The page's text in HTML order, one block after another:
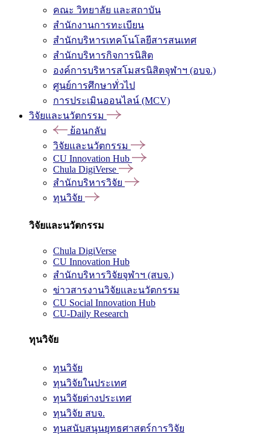
คณะ วิทยาลัย และสถาบัน
สำนักงานการทะเบียน
สำนักบริหารเทคโนโลยีสารสนเทศ
สำนักบริหารกิจการนิสิต
องค์การบริหารสโมสรนิสิตจุฬาฯ (อบจ.)
ศูนย์การศึกษาทั่วไป
การประเมินออนไลน์ (MCV)
วิจัยและนวัตกรรม
ย้อนกลับ
วิจัยและนวัตกรรม
CU Innovation Hub
Chula DigiVerse
สำนักบริหารวิจัย
ทุนวิจัย
วิจัยและนวัตกรรม
Chula DigiVerse
CU Innovation Hub
สำนักบริหารวิจัยจุฬาฯ (สบจ.)
ข่าวสารงานวิจัยและนวัตกรรม
CU Social Innovation Hub
CU-Daily Research
ทุนวิจัย
ทุนวิจัย
ทุนวิจัยในประเทศ
ทุนวิจัยต่างประเทศ
ทุนวิจัย สบจ.
ทุนสนับสนุนยุทธศาสตร์การวิจัย